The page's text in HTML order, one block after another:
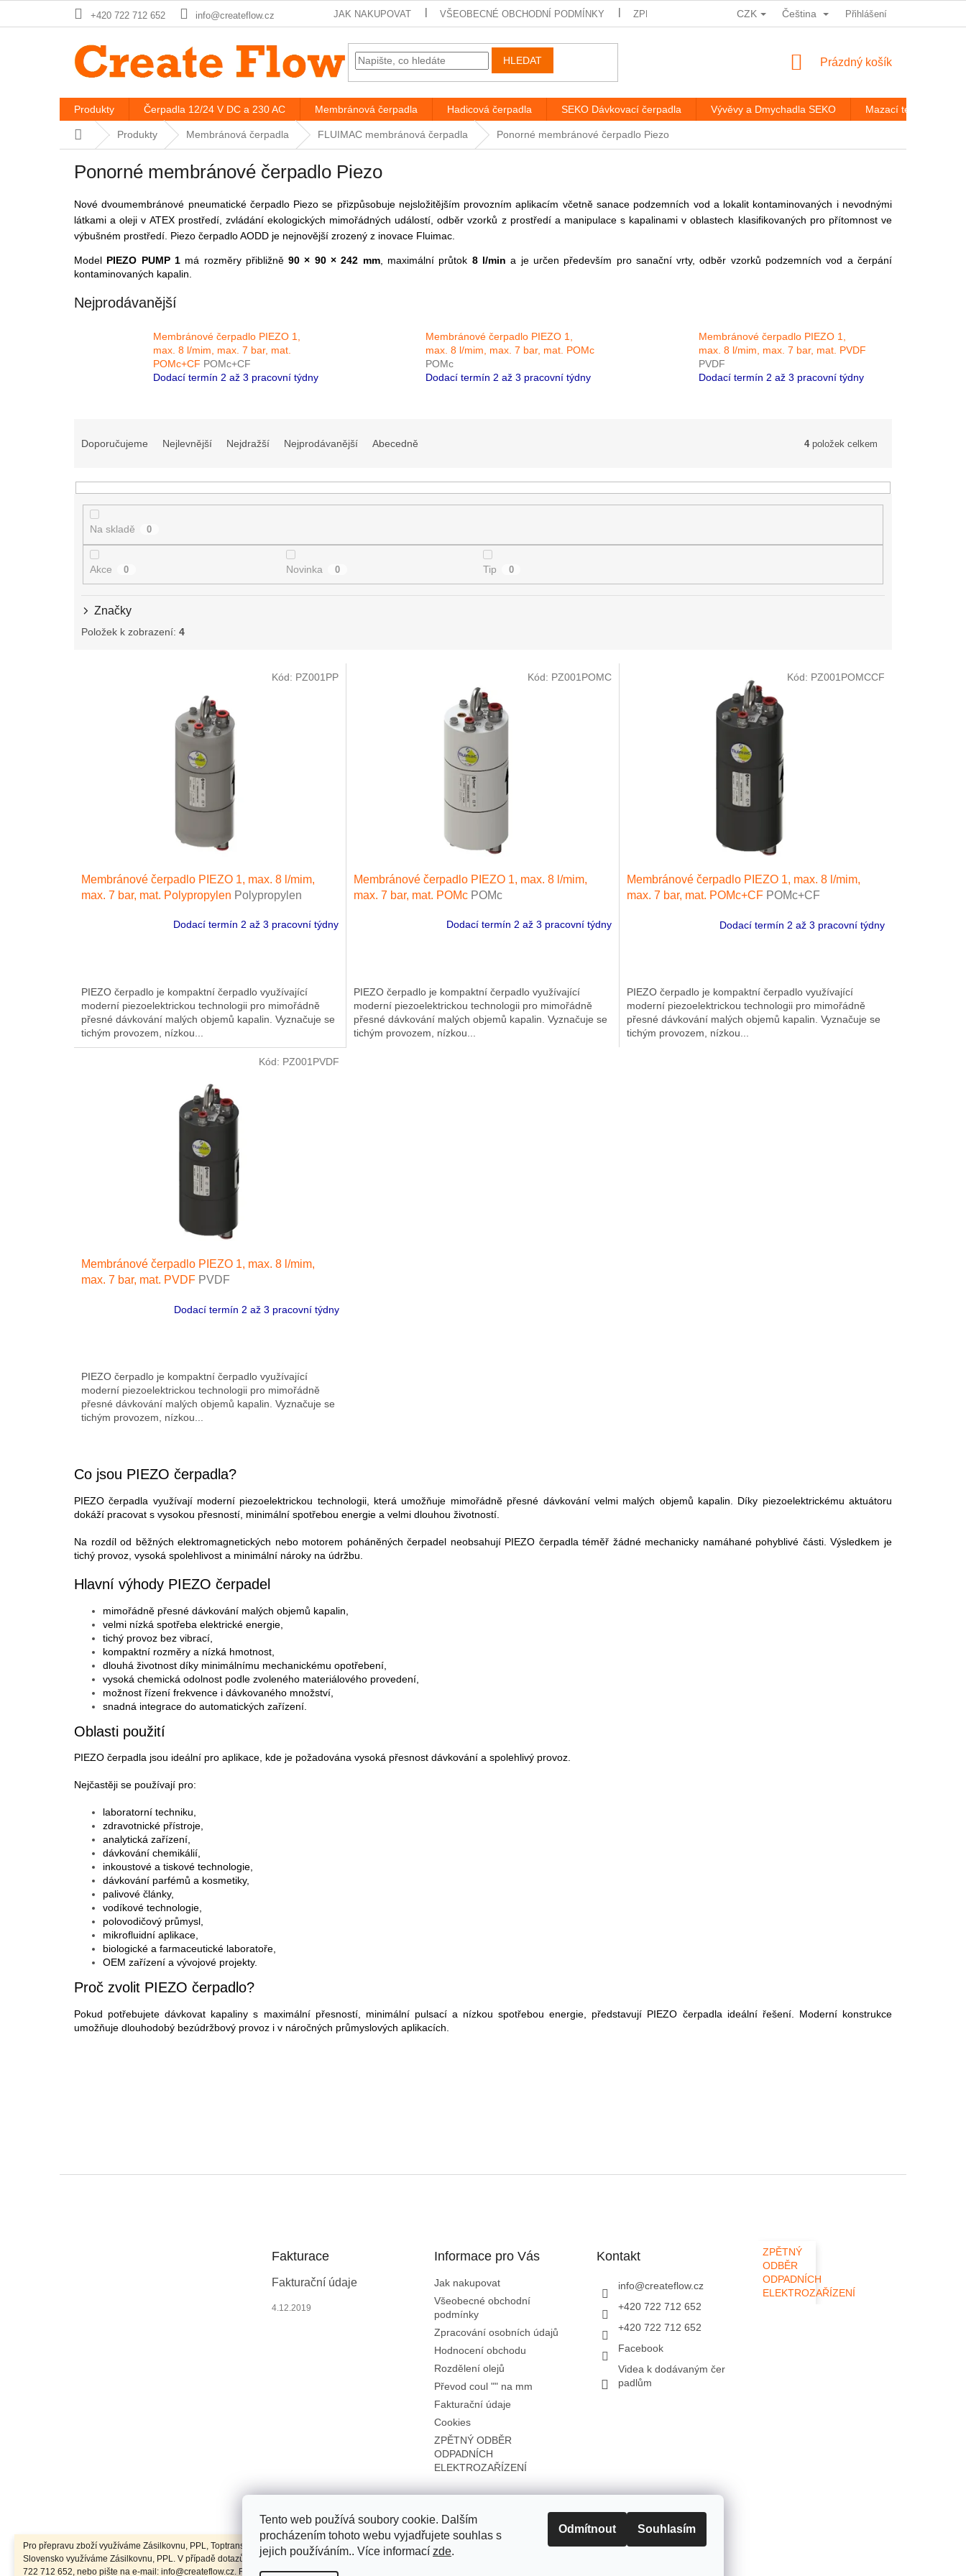
Tento web používá soubory cookie. Dalším
procházením tohoto webu vyjadřujete souhlas s
jejich používáním.. Více informací zde.
Odmítnout Souhlasím
Pro přepravu zboží využíváme Zásilkovnu, PPL, Toptrans. Pro přepravu zboží na
Slovensko využíváme Zásilkovnu, PPL. V případě dotazů volejte na tel.: +420
722 712 652, nebo pište na e-mail: info@createflow.cz. Recyklační poplatek je
+420 722 712 652 info@createflow.cz JAK NAKUPOVAT VŠEOBECNÉ OBCHODNÍ PODMÍNKY ZPRACOVÁNÍ OSOBNÍCH ÚDAJŮ HODNOCENÍ OBCHODU
CZK Čeština Přihlášení
HLEDAT
NÁKUPNÍ
Prázdný košík
Produkty Čerpadla 12/24 V DC a 230 AC Membránová čerpadla Hadicová čerpadla SEKO Dávkovací čerpadla Vývěvy a Dmychadla SEKO Mazací technika
Domů Produkty Membránová čerpadla FLUIMAC membránová čerpadla Ponorné membránové čerpadlo Piezo
Ponorné membránové čerpadlo Piezo
Nové dvoumembránové pneumatické čerpadlo Piezo se přizpůsobuje nejsložitějším provozním aplikacím včetně sanace podzemních vod a lokalit kontaminovaných i nevodnými
látkami a oleji v ATEX prostředí, zvládání ekologických mimořádných událostí, odběr vzorků z prostředí a manipulace s kapalinami v oblastech klasifikovaných pro přítomnost ve
výbušném prostředí. Piezo čerpadlo AODD je nejnovější zrozený z inovace Fluimac.
Model PIEZO PUMP 1má rozměry přibližně90 × 90 × 242 mm, maximální průtok 8 l/min a je určen především pro sanační vrty, odběr vzorků podzemních vod a čerpání
kontaminovaných kapalin.
Nejprodávanější
Membránové čerpadlo PIEZO 1,
max. 8 l/mim, max. 7 bar, mat.
POMc+CF POMc+CF
Dodací termín 2 až 3 pracovní týdny
Membránové čerpadlo PIEZO 1,
max. 8 l/mim, max. 7 bar, mat. POMc
POMc
Dodací termín 2 až 3 pracovní týdny
Membránové čerpadlo PIEZO 1,
max. 8 l/mim, max. 7 bar, mat. PVDF
PVDF
Dodací termín 2 až 3 pracovní týdny
n
Doporučujeme Nejlevnější Nejdražší Nejprodávanější Abecedně 4položek celkem
Na skladě 0
Akce 0 Novinka 0 Tip 0
Značky
Položek k zobrazení: 4
Membránové čerpadlo PIEZO 1, max. 8 l/mim,
max. 7 bar, mat. Polypropylen Polypropylen
Dodací termín 2 až 3 pracovní týdny
PIEZO čerpadlo je kompaktní čerpadlo využívající
moderní piezoelektrickou technologii pro mimořádně
přesné dávkování malých objemů kapalin. Vyznačuje se
tichým provozem, nízkou...
Kód: PZ001PP
Membránové čerpadlo PIEZO 1, max. 8 l/mim,
max. 7 bar, mat. POMc POMc
Dodací termín 2 až 3 pracovní týdny
PIEZO čerpadlo je kompaktní čerpadlo využívající
moderní piezoelektrickou technologii pro mimořádně
přesné dávkování malých objemů kapalin. Vyznačuje se
tichým provozem, nízkou...
Kód: PZ001POMC
Membránové čerpadlo PIEZO 1, max. 8 l/mim,
max. 7 bar, mat. POMc+CF POMc+CF
Dodací termín 2 až 3 pracovní týdny
PIEZO čerpadlo je kompaktní čerpadlo využívající
moderní piezoelektrickou technologii pro mimořádně
přesné dávkování malých objemů kapalin. Vyznačuje se
tichým provozem, nízkou...
Kód: PZ001POMCCF
Membránové čerpadlo PIEZO 1, max. 8 l/mim,
max. 7 bar, mat. PVDF PVDF
Dodací termín 2 až 3 pracovní týdny
PIEZO čerpadlo je kompaktní čerpadlo využívající
moderní piezoelektrickou technologii pro mimořádně
přesné dávkování malých objemů kapalin. Vyznačuje se
tichým provozem, nízkou...
Kód: PZ001PVDF
d
a
í
Co jsou PIEZO čerpadla?
PIEZO čerpadla využívají moderní piezoelektrickou technologii, která umožňuje mimořádně přesné dávkování velmi malých objemů kapalin. Díky piezoelektrickému aktuátoru
dokáží pracovat s vysokou přesností, minimální spotřebou energie a velmi dlouhou životností.
Na rozdíl od běžných elektromagnetických nebo motorem poháněných čerpadel neobsahují PIEZO čerpadla téměř žádné mechanicky namáhané pohyblivé části. Výsledkem je
tichý provoz, vysoká spolehlivost a minimální nároky na údržbu.
Hlavní výhody PIEZO čerpadel
mimořádně přesné dávkování malých objemů kapalin,
velmi nízká spotřeba elektrické energie,
tichý provoz bez vibrací,
kompaktní rozměry a nízká hmotnost,
dlouhá životnost díky minimálnímu mechanickému opotřebení,
vysoká chemická odolnost podle zvoleného materiálového provedení,
možnost řízení frekvence i dávkovaného množství,
snadná integrace do automatických zařízení.
Oblasti použití
PIEZO čerpadla jsou ideální pro aplikace, kde je požadována vysoká přesnost dávkování a spolehlivý provoz.
Nejčastěji se používají pro:
laboratorní techniku,
zdravotnické přístroje,
analytická zařízení,
dávkování chemikálií,
inkoustové a tiskové technologie,
dávkování parfémů a kosmetiky,
palivové články,
vodíkové technologie,
polovodičový průmysl,
mikrofluidní aplikace,
biologické a farmaceutické laboratoře,
OEM zařízení a vývojové projekty.
Proč zvolit PIEZO čerpadlo?
Pokud potřebujete dávkovat kapaliny s maximální přesností, minimální pulsací a nízkou spotřebou energie, představují PIEZO čerpadla ideální řešení. Moderní konstrukce
umožňuje dlouhodobý bezúdržbový provoz i v náročných průmyslových aplikacích.
Fakturace
Fakturační údaje
4.12.2019
Informace pro Vás
Jak nakupovat
Všeobecné obchodní
podmínky
Zpracování osobních údajů
Hodnocení obchodu
Rozdělení olejů
Převod coul "" na mm
Fakturační údaje
Cookies
ZPĚTNÝ ODBĚR
ODPADNÍCH
ELEKTROZAŘÍZENÍ
Kontakt
info@createflow.cz
+420 722 712 652
+420 722 712 652
Facebook
Videa k dodávaným čer
padlům
ZPĚTNÝ
ODBĚR
ODPADNÍCH
ELEKTROZAŘÍZENÍ
Toplist